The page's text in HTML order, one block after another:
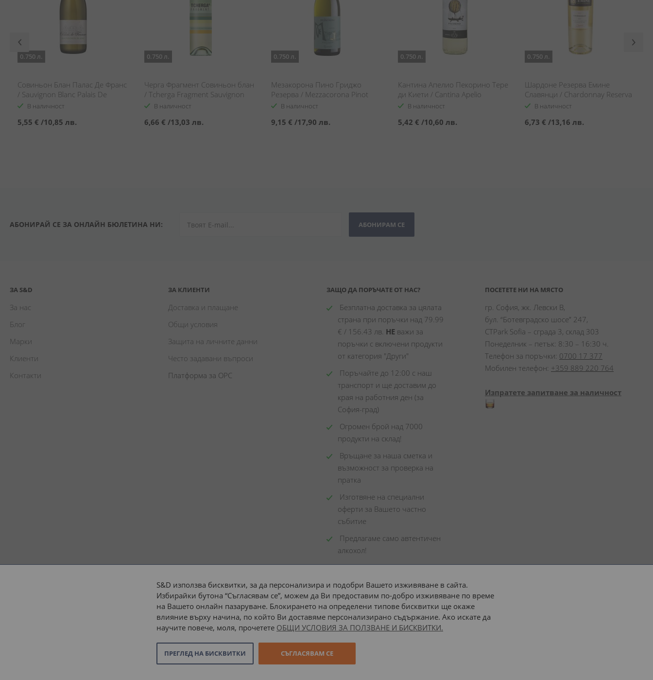
0.750 л.
Совиньон Блан Палас Де Франс
/ Sauvignon Blanc Palais De
FranceВ наличност
5,55 € /10,85 лв.
0.750 л.
Черга Фрагмент Совиньон блан
/ Tcherga Fragment Sauvignon
BlancВ наличност
6,66 € /13,03 лв.
0.750 л.
Мезакорона Пино Гриджо
Резерва / Mezzacorona Pinot
Grigio Riserva
В наличност
9,15 € /17,90 лв.
0.750 л.
Кантина Апелио Пекорино Тере
ди Киети / Cantina Apelio
Pecorino Terre di Chieti
В наличност
5,42 € /10,60 лв.
0.750 л.
Шардоне Резерва Емине
Славянци / Chardonnay Reserva
Emine Slavyantsi
В наличност
6,73 € /13,16 лв.
АБОНИРАЙ СЕ ЗА ОНЛАЙН БЮЛЕТИНА НИ: АБОНИРАМ СЕ
ЗА S&D
За нас
Блог
Марки
Клиенти
Контакти
ЗА КЛИЕНТИ
Доставка и плащане
Общи условия
Защита на личните данни
Често задавани въпроси
Платформа за ОРС
ЗАЩО ДА ПОРЪЧАТЕ ОТ НАС?
Безплатна доставка за цялата
страна при поръчки над 79.99
€ / 156.43 лв. НЕ важи за
поръчки с включени продукти
от категория "Други"
Поръчайте до 12:00 с наш
транспорт и ще доставим до
края на работния ден (за
София-град)
Огромен брой над 7000
продукти на склад!
Връщане за наша сметка и
възможност за проверка на
пратка
Изготвяне на специални
оферти за Вашето частно
събитие
Предлагаме само автентичен
алкохол!
ПОСЕТЕТЕ НИ НА МЯСТО
гр. София, жк. Левски В,
бул. “Ботевградско шосе” 247,
CTPark Sofia – сграда 3, склад 303
Понеделник – петък: 8:30 – 16:30 ч.
Телефон за поръчки: 0700 17 377
Мобилен телефон: +359 889 220 764
Изпратете запитване за наличност
Доставка до адрес с: или наш транспорт
© 2026 “С и Д Комерсиал” ООД. Всички права запазени. Онлайн магазин от
S&D използва бисквитки, за да персонализира и подобри Вашето изживяване в сайта.
Избирайки бутона “Съгласявам се”, можем да Ви предоставим по-добро изживяване по време
на Вашето онлайн пазаруване. Блокирането на определени типове бисквитки ще окаже
влияние върху начина, по който Ви доставяме персонализирано съдържание. Ако искате да
научите повече, моля, прочетете ОБЩИ УСЛОВИЯ ЗА ПОЛЗВАНЕ И БИСКВИТКИ.
СЪГЛАСЯВАМ СЕ
ПРЕГЛЕД НА БИСКВИТКИ